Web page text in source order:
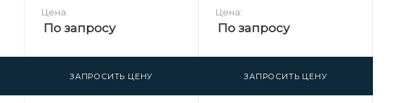
Цена:
По запросу
ЗАПРОСИТЬ ЦЕНУ
Цена:
По запросу
ЗАПРОСИТЬ ЦЕНУ